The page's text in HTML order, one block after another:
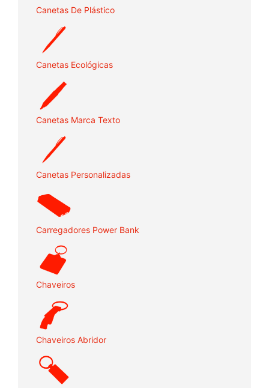
Canetas De Plástico
Canetas Ecológicas
Canetas Marca Texto
Canetas Personalizadas
Carregadores Power Bank
Chaveiros
Chaveiros Abridor